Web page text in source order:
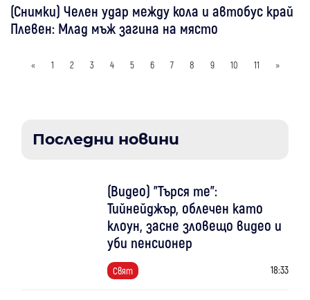
(Снимки) Челен удар между кола и автобус край
Плевен: Млад мъж загина на място
« 1 2 3 4 5 6 7 8 9 10 11 »
Последни новини
(Видео) "Търся те":
Тийнейджър, облечен като
клоун, засне зловещо видео и
уби пенсионер
Свят 18:33